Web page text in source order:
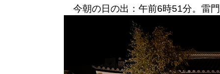
今朝の日の出：午前6時51分。雷